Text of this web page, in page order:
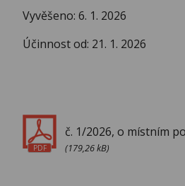
Vyvěšeno: 6. 1. 2026
Účinnost od: 21. 1. 2026
č. 1/2026, o místním
(179,26 kB)
PDF